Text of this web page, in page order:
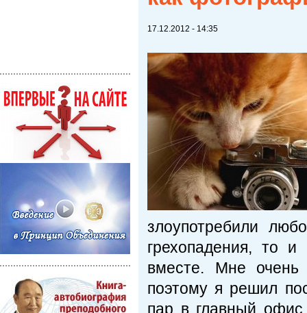
17.12.2012 - 14:35
злоупотребили
грехопадения, то и
вместе. Мне очень
поэтому я решил
пар в главный